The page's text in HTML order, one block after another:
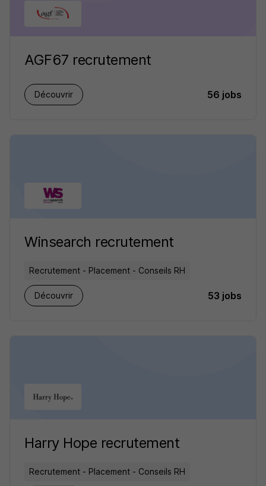
AGF67 recrutement
Découvrir 56 jobs
Winsearch recrutement
Recrutement - Placement - Conseils RH
Découvrir 53 jobs
Harry Hope recrutement
Recrutement - Placement - Conseils RH